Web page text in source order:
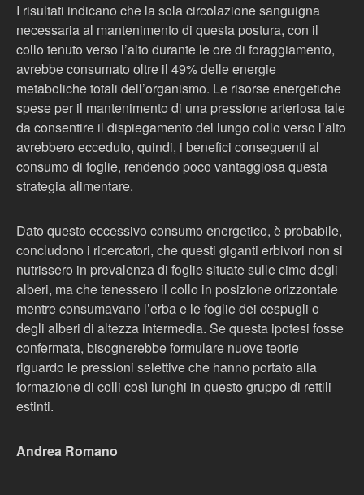
I risultati indicano che la sola circolazione sanguigna
necessaria al mantenimento di questa postura, con il
collo tenuto verso l’alto durante le ore di foraggiamento,
avrebbe consumato oltre il 49% delle energie
metaboliche totali dell’organismo. Le risorse energetiche
spese per il mantenimento di una pressione arteriosa tale
da consentire il dispiegamento del lungo collo verso l’alto
avrebbero ecceduto, quindi, i benefici conseguenti al
consumo di foglie, rendendo poco vantaggiosa questa
strategia alimentare.
Dato questo eccessivo consumo energetico, è probabile,
concludono i ricercatori, che questi giganti erbivori non si
nutrissero in prevalenza di foglie situate sulle cime degli
alberi, ma che tenessero il collo in posizione orizzontale
mentre consumavano l’erba e le foglie dei cespugli o
degli alberi di altezza intermedia. Se questa ipotesi fosse
confermata, bisognerebbe formulare nuove teorie
riguardo le pressioni selettive che hanno portato alla
formazione di colli così lunghi in questo gruppo di rettili
estinti.
Andrea Romano